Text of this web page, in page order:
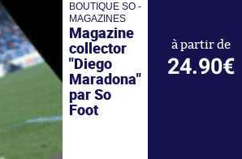
BOUTIQUE SO -
MAGAZINES
Magazine
collector
"Diego
Maradona"
par So
Foot
à partir de
24.90€